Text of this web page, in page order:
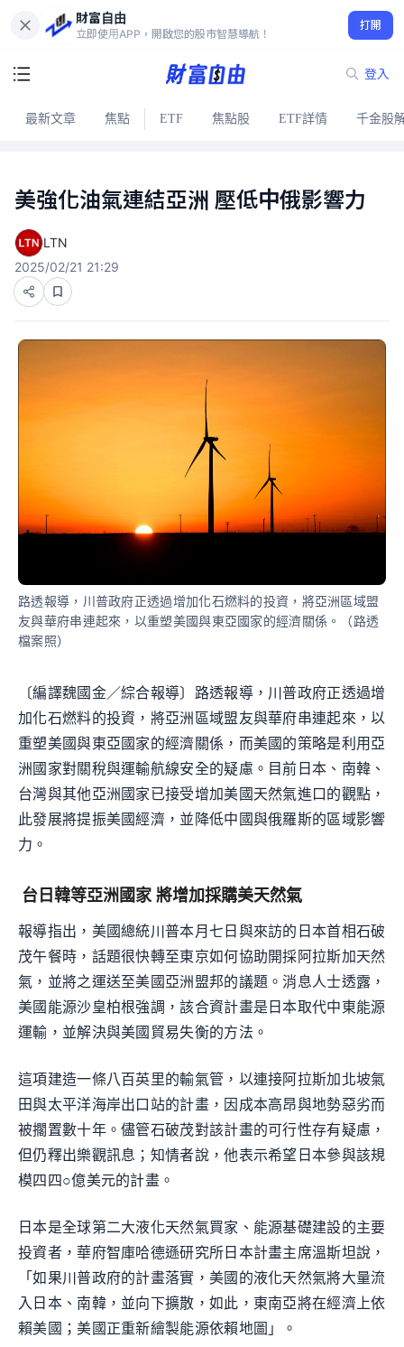
財富自由
立即使用APP，開啟您的股市智慧導航！
打開
登入
最新文章 焦點 ETF 焦點股 ETF詳情 千金股
美強化油氣連結亞洲 壓低中俄影響力
LTN
2025/02/21 21:29
路透報導，川普政府正透過增加化石燃料的投資，將亞洲區域盟
友與華府串連起來，以重塑美國與東亞國家的經濟關係。（路透
檔案照）
〔編譯魏國金／綜合報導〕路透報導，川普政府正透過增
加化石燃料的投資，將亞洲區域盟友與華府串連起來，以
重塑美國與東亞國家的經濟關係，而美國的策略是利用亞
洲國家對關稅與運輸航線安全的疑慮。目前日本、南韓、
台灣與其他亞洲國家已接受增加美國天然氣進口的觀點，
此發展將提振美國經濟，並降低中國與俄羅斯的區域影響
力。
台日韓等亞洲國家 將增加採購美天然氣
報導指出，美國總統川普本月七日與來訪的日本首相石破
茂午餐時，話題很快轉至東京如何協助開採阿拉斯加天然
氣，並將之運送至美國亞洲盟邦的議題。消息人士透露，
美國能源沙皇柏根強調，該合資計畫是日本取代中東能源
運輸，並解決與美國貿易失衡的方法。
這項建造一條八百英里的輸氣管，以連接阿拉斯加北坡氣
田與太平洋海岸出口站的計畫，因成本高昂與地勢惡劣而
被擱置數十年。儘管石破茂對該計畫的可行性存有疑慮，
但仍釋出樂觀訊息；知情者說，他表示希望日本參與該規
模四四○億美元的計畫。
日本是全球第二大液化天然氣買家、能源基礎建設的主要
投資者，華府智庫哈德遜研究所日本計畫主席溫斯坦說，
「如果川普政府的計畫落實，美國的液化天然氣將大量流
入日本、南韓，並向下擴散，如此，東南亞將在經濟上依
賴美國；美國正重新繪製能源依賴地圖」。